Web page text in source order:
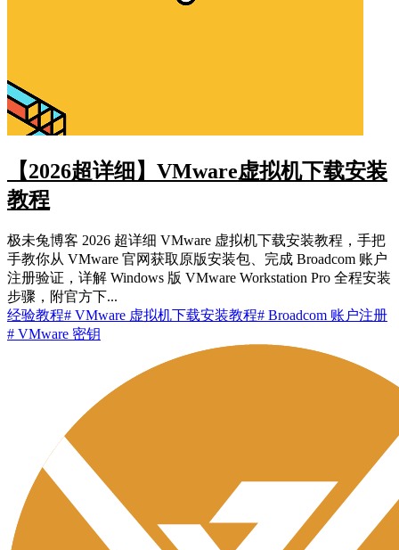
【2026超详细】VMware虚拟机下载安装
教程
极未兔博客 2026 超详细 VMware 虚拟机下载安装教程，手把
手教你从 VMware 官网获取原版安装包、完成 Broadcom 账户
注册验证，详解 Windows 版 VMware Workstation Pro 全程安装
步骤，附官方下...
经验教程# VMware 虚拟机下载安装教程# Broadcom 账户注册
# VMware 密钥